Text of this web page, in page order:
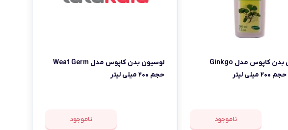
لوسیون بدن کاپوس مدل Ginkgo
ناموجود
لوسیون بدن کاپوس مدل Weat Germ
حجم ۲۰۰ میلی لیتر
ناموجود